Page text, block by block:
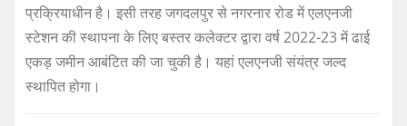
प्रक्रियाधीन है। इसी तरह जगदलपुर से नगरनार रोड में एलएनजी
स्टेशन की स्थापना के लिए बस्तर कलेक्टर द्वारा वर्ष 2022-23 में ढाई
एकड़ जमीन आबंटित की जा चुकी है। यहां एलएनजी संयंत्र जल्द
स्थापित होगा।